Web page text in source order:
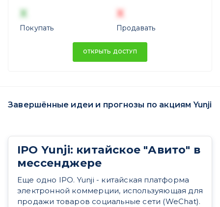
X
Покупать
X
Продавать
ОТКРЫТЬ ДОСТУП
Завершённые идеи и прогнозы по акциям Yunji
IPO Yunji: китайское "Авито" в
мессенджере
Еще одно IPO. Yunji - китайская платформа
электронной коммерции, используяющая для
продажи товаров социальные сети (WeChat).